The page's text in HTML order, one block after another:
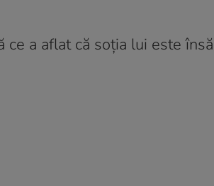
a aflat că soția lui este